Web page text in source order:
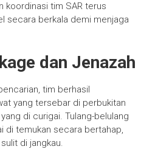
koordinasi tim SAR terus
secara berkala demi menjaga
dan Jenazah
tim berhasil
yang tersebar di perbukitan
di curigai. Tulang-belulang
di temukan secara bertahap,
di jangkau.